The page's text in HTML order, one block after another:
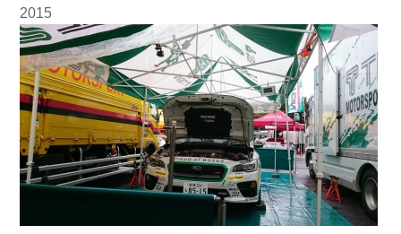
GJ/GP GE/GH
GV/GR GD/GG – E.F.G
GD/GG – C.D.E GD/GG – A.B
GC/GF
2015